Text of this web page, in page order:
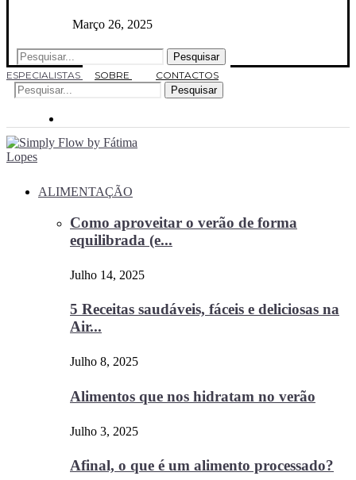
Março 26, 2025
Pesquisar
ESPECIALISTAS
SOBRE
CONTACTOS
Pesquisar
ALIMENTAÇÃO
Como aproveitar o verão de forma
equilibrada (e...
Julho 14, 2025
5 Receitas saudáveis, fáceis e deliciosas na
Air...
Julho 8, 2025
Alimentos que nos hidratam no verão
Julho 3, 2025
Afinal, o que é um alimento processado?